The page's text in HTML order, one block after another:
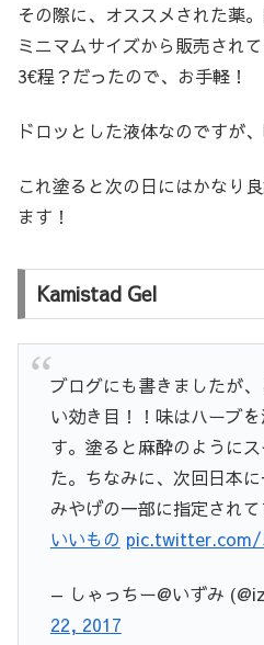
その際に、オススメされた薬
ミニマムサイズから販売され
3€程？だったので、お手軽！
ドロッとした液体なのですが、
これ塗ると次の日にはかなり
ます！
Kamistad Gel
ブログにも書きましたが
い効き目！！味はハーブ
す。塗ると麻酔のように
た。ちなみに、次回日本
みやげの一部に指定されて
いいもの pic.twitter.com/
— しゃっちー@いずみ
22, 2017